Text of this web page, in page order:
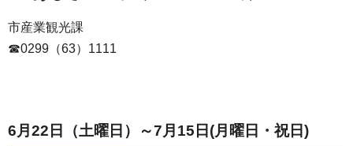
市産業観光課
☎0299（63）1111
6月22日（土曜日）～7月15日(月曜日・祝日)